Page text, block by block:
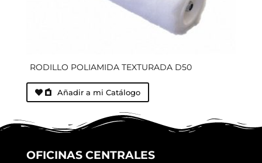
RODILLO POLIAMIDA TEXTURADA D50
Añadir a mi Catálogo
OFICINAS CENTRALES